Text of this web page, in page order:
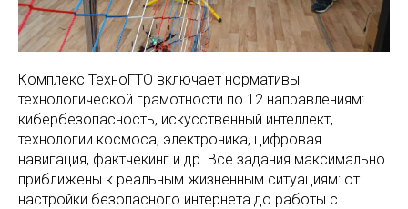
Комплекс ТехноГТО включает нормативы
технологической грамотности по 12 направлениям:
кибербезопасность, искусственный интеллект,
технологии космоса, электроника, цифровая
навигация, фактчекинг и др. Все задания максимально
приближены к реальным жизненным ситуациям: от
настройки безопасного интернета до работы с